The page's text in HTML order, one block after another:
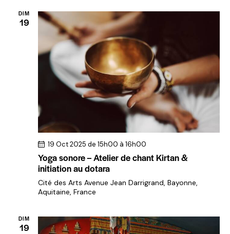
DIM
19
19 Oct 2025 de 15h00 à 16h00
Yoga sonore – Atelier de chant Kirtan &
initiation au dotara
Cité des Arts Avenue Jean Darrigrand, Bayonne,
Aquitaine, France
DIM
19